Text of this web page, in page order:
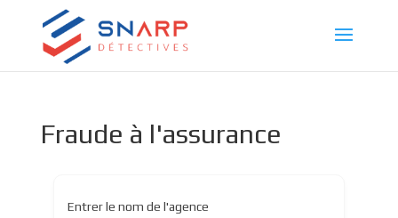
Fraude à l'assurance
Entrer le nom de l'agence